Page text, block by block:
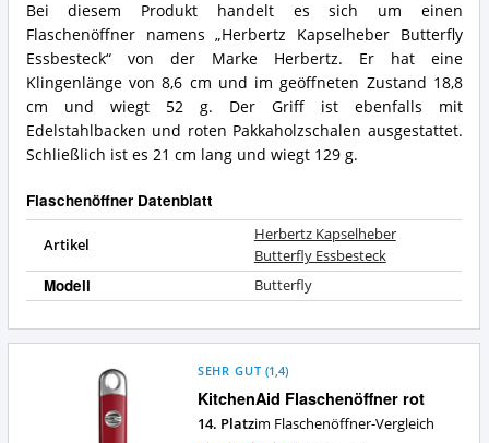
Herbertz
Kapselheber
Butterfly
Essbesteck
Zusammenfassung:
Was
bietet
dieser
Bei diesem Produkt handelt es sich um einen
Flaschenöffner namens „Herbertz Kapselheber Butterfly
Essbesteck“ von der Marke Herbertz. Er hat eine
Klingenlänge von 8,6 cm und im geöffneten Zustand 18,8
cm und wiegt 52 g. Der Griff ist ebenfalls mit
Edelstahlbacken und roten Pakkaholzschalen ausgestattet.
Schließlich ist es 21 cm lang und wiegt 129 g.
Flaschenöffner Datenblatt
Artikel
Herbertz Kapselheber
Butterfly Essbesteck
Modell Butterfly
Vorteile:
Was
spricht
für
diesen
Flaschenöffner?
KitchenAid Flaschenöffner rot
SEHR GUT (1,4)
14. Platzim Flaschenöffner-Vergleich